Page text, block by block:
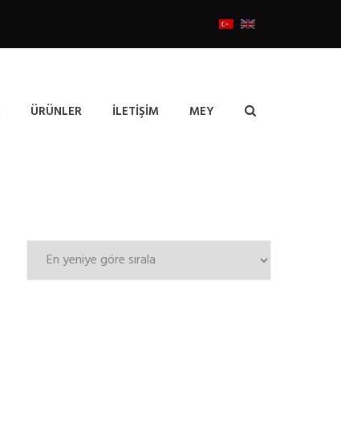
ÜRÜNLER İLETIŞIM MEY